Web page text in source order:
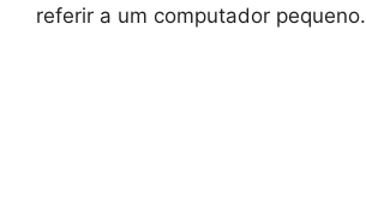
referir a um computador pequeno.